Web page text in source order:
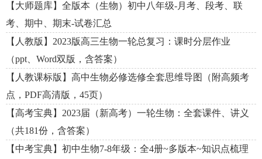
【大师题库】全版本（生物）初中八年级-月考、段考、联
考、期中、期末-试卷汇总
【人教版】2023版高三生物一轮总复习：课时分层作业
（ppt、Word双版，含答案）
【人教课标版】高中生物必修选修全套思维导图（附高频考
点，PDF高清版，45页）
【高考宝典】2023届（新高考）一轮生物：全套课件、讲义
（共181份，含答案）
【中考宝典】初中生物7-8年级：全4册~多版本~知识点梳理